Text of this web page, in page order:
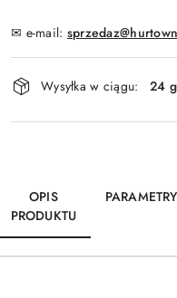
✉ e-mail:
Dostępność
i
dostawa
Wysyłka w ciągu: 24
OPIS
PRODUKTU
PARAMETRY